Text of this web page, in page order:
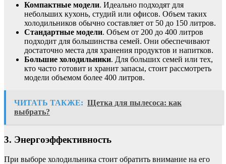
Компактные модели. Идеально подходят для
небольших кухонь, студий или офисов. Объем таких
холодильников обычно составляет от 50 до 150 литров.
Стандартные модели. Объем от 200 до 400 литров
подходит для большинства семей. Они обеспечивают
достаточно места для хранения продуктов и напитков.
Большие холодильники. Для больших семей или тех,
кто часто готовит и хранит запасы, стоит рассмотреть
модели объемом более 400 литров.
ЧИТАТЬ ТАКЖЕ: Щетка для пылесоса: как
выбрать?
3. Энергоэффективность
При выборе холодильника стоит обратить внимание на его